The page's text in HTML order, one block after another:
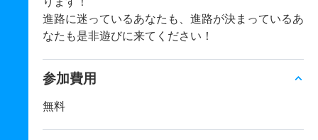
進路に迷っているあなたも、進路が決まっているあ
なたも是非遊びに来てください！
参加費用
無料